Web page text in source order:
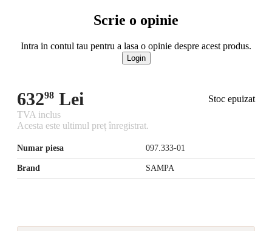
Scrie o opinie
Intra in contul tau pentru a lasa o opinie despre acest produs.
Login
63298 Lei
Stoc epuizat
TVA inclus
Acesta este ultimul preț înregistrat.
Numar piesa 097.333-01
Brand SAMPA